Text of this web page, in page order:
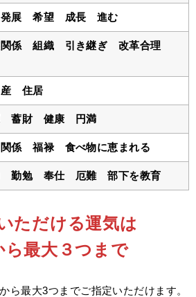
発展 希望 成長 進む
関係 組織 引き継ぎ 改革合理
産 住居
蓄財 健康 円満
関係 福禄 食べ物に恵まれる
勤勉 奉仕 厄難 部下を教育
ただける運気は
ら最大３つまで
ら最大3つまでご指定いただけます。